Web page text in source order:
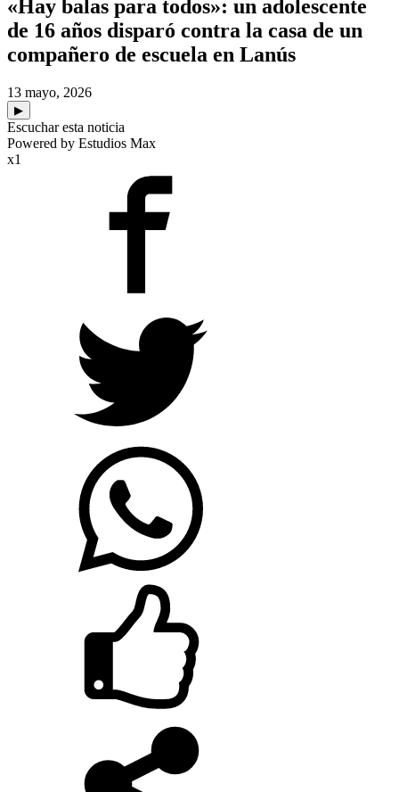
«Hay balas para todos»: un adolescente
de 16 años disparó contra la casa de un
compañero de escuela en Lanús
13 mayo, 2026
▶
Escuchar esta noticia
Powered by Estudios Max
x1